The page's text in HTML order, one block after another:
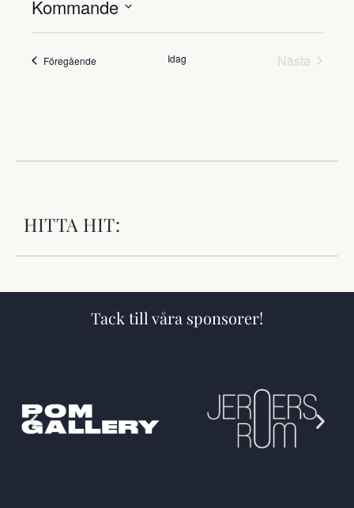
Kommande
datum.
FöregåendeEvenemang Idag Nästa
HITTA HIT:
Tack till våra sponsorer!